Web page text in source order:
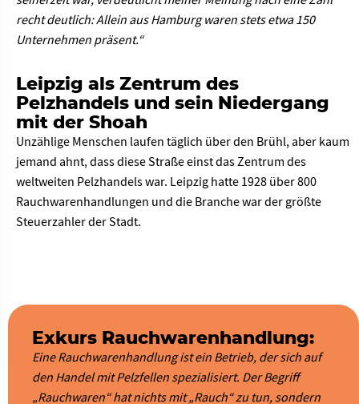
recht deutlich: Allein aus Hamburg waren stets etwa 150
Unternehmen präsent.“
Leipzig als Zentrum des
Pelzhandels und sein Niedergang
mit der Shoah
Unzählige Menschen laufen täglich über den Brühl, aber kaum
jemand ahnt, dass diese Straße einst das Zentrum des
weltweiten Pelzhandels war. Leipzig hatte 1928 über 800
Rauchwarenhandlungen und die Branche war der größte
Steuerzahler der Stadt.
Exkurs Rauchwarenhandlung:
Eine Rauchwarenhandlung ist ein Betrieb, der sich auf
den Handel mit Pelzfellen spezialisiert. Der Begriff
„Rauchwaren“ hat nichts mit „Rauch“ zu tun, sondern